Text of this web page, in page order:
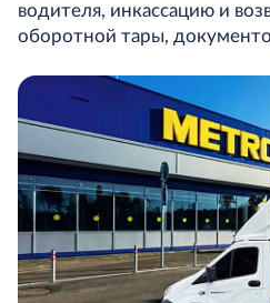
водителя, инкассацию и
оборотной тары,